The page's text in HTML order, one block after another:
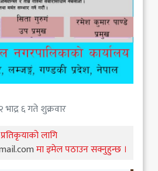
६ गते शुक्रवार
लागि
मा इमेल पठाउन सक्नुहुन्छ ।